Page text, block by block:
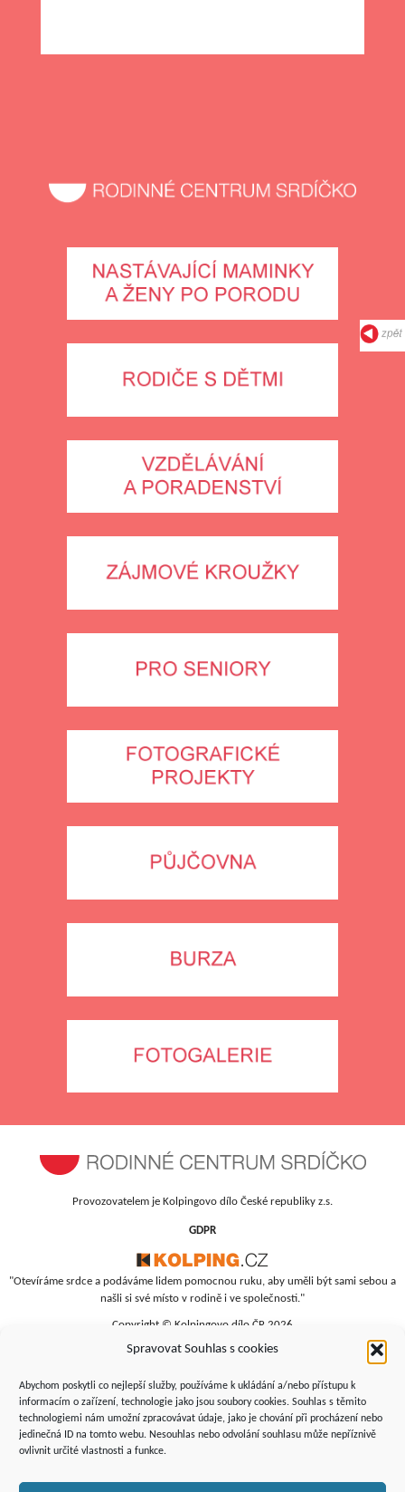
Spravovat Souhlas s cookies
Abychom poskytli co nejlepší služby, používáme k ukládání a/nebo přístupu k
informacím o zařízení, technologie jako jsou soubory cookies. Souhlas s těmito
technologiemi nám umožní zpracovávat údaje, jako je chování při procházení nebo
jedinečná ID na tomto webu. Nesouhlas nebo odvolání souhlasu může nepříznivě
ovlivnit určité vlastnosti a funkce.
Provozovatelem je Kolpingovo dílo České republiky z.s.
GDPR
"Otevíráme srdce a podáváme lidem pomocnou ruku, aby uměli být sami sebou a
našli si své místo v rodině i ve společnosti."
Copyright © Kolpingovo dílo ČR 2026
Studentská 4
budova polikliniky, 4. patro
Žďár nad Sázavou, 591 01
+420 566 690 135
srdicko@kolping.cz